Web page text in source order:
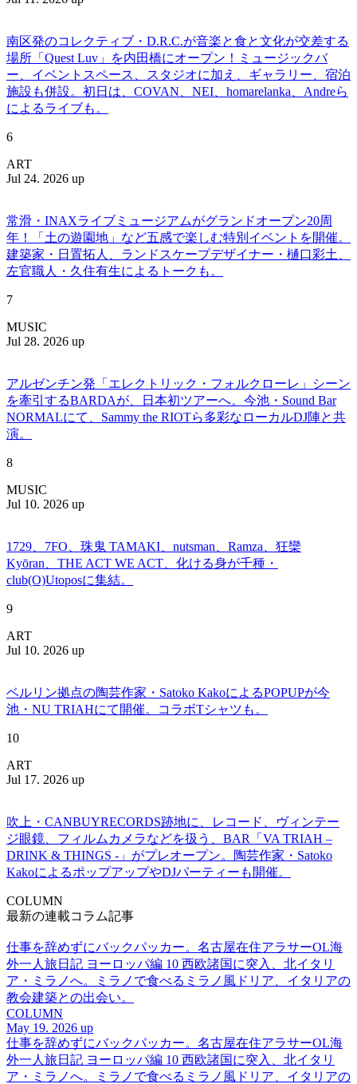
南区発のコレクティブ・D.R.C.が⾳楽と⾷と⽂化が交差する
場所「Quest Luv」を内田橋にオープン！ミュージックバ
ー、イベントスペース、スタジオに加え、ギャラリー、宿泊
施設も併設。初日は、COVAN、NEI、homarelanka、Andreら
によるライブも。
6
ART
Jul 24. 2026 up
常滑・INAXライブミュージアムがグランドオープン20周
年！「土の遊園地」など五感で楽しむ特別イベントを開催。
建築家・日置拓人、ランドスケープデザイナー・樋口彩土、
左官職人・久住有生によるトークも。
7
MUSIC
Jul 28. 2026 up
アルゼンチン発「エレクトリック・フォルクローレ」シーン
を牽引するBARDAが、日本初ツアーへ。今池・Sound Bar
NORMALにて、Sammy the RIOTら多彩なローカルDJ陣と共
演。
8
MUSIC
Jul 10. 2026 up
1729、7FO、珠鬼 TAMAKI、nutsman、Ramza、狂欒
Kyōran、THE ACT WE ACT、化ける身が千種・
club(O)Utoposに集結。
9
ART
Jul 10. 2026 up
ベルリン拠点の陶芸作家・Satoko KakoによるPOPUPが今
池・NU TRIAHにて開催。コラボTシャツも。
10
ART
Jul 17. 2026 up
吹上・CANBUYRECORDS跡地に、レコード、ヴィンテー
ジ眼鏡、フィルムカメラなどを扱う、BAR「VA TRIAH –
DRINK & THINGS -」がプレオープン。陶芸作家・Satoko
KakoによるポップアップやDJパーティーも開催。
COLUMN
最新の連載コラム記事
仕事を辞めずにバックパッカー。名古屋在住アラサーOL海
外一人旅日記 ヨーロッパ編 10 西欧諸国に突入、北イタリ
ア・ミラノへ。ミラノで食べるミラノ風ドリア、イタリアの
教会建築との出会い。
COLUMN
May 19. 2026 up
仕事を辞めずにバックパッカー。名古屋在住アラサーOL海
外一人旅日記 ヨーロッパ編 10 西欧諸国に突入、北イタリ
ア・ミラノへ。ミラノで食べるミラノ風ドリア、イタリアの